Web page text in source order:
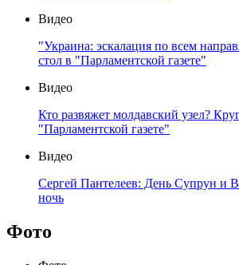
Видео
"Украина: эскалация по всем
стол в "Парламентской газете"
Видео
Кто развяжет молдавский узел?
"Парламентской газете"
Видео
Сергей Пантелеев: День Супрун и
ночь
Фото